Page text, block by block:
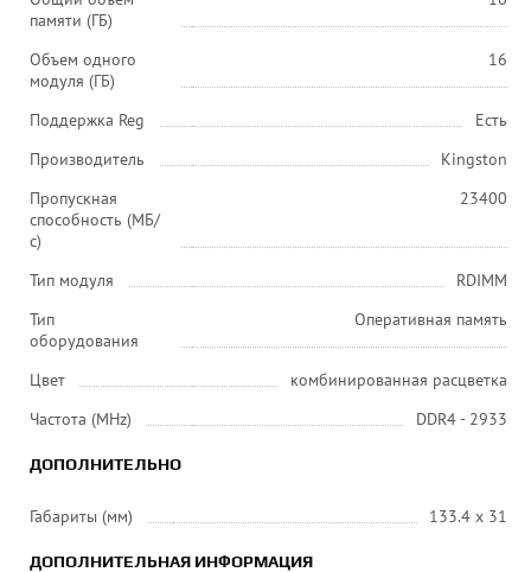
памяти (ГБ)
Объем одного
модуля (ГБ)
16
Поддержка Reg
Есть
Производитель
Kingston
Пропускная
способность (МБ/
с)
23400
Тип модуля
RDIMM
Тип
оборудования
Оперативная память
Цвет
комбинированная расцветка
Частота (MHz)
DDR4 - 2933
ДОПОЛНИТЕЛЬНО
Габариты (мм) 133.4 x 31
ДОПОЛНИТЕЛЬНАЯ ИНФОРМАЦИЯ